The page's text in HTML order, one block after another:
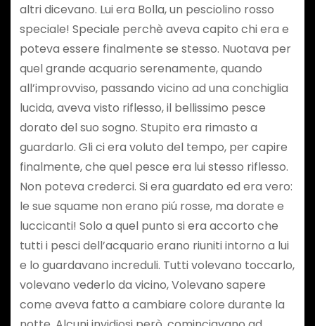
altri dicevano. Lui era Bolla, un pesciolino rosso
speciale! Speciale perchè aveva capito chi era e
poteva essere finalmente se stesso. Nuotava per
quel grande acquario serenamente, quando
all’improvviso, passando vicino ad una conchiglia
lucida, aveva visto riflesso, il bellissimo pesce
dorato del suo sogno. Stupito era rimasto a
guardarlo. Gli ci era voluto del tempo, per capire
finalmente, che quel pesce era lui stesso riflesso.
Non poteva crederci. Si era guardato ed era vero:
le sue squame non erano piú rosse, ma dorate e
luccicanti! Solo a quel punto si era accorto che
tutti i pesci dell’acquario erano riuniti intorno a lui
e lo guardavano increduli. Tutti volevano toccarlo,
volevano vederlo da vicino, Volevano sapere
come aveva fatto a cambiare colore durante la